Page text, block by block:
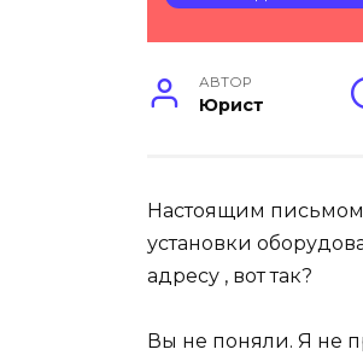
АВТОР
Юрист
Настоящим письмом
установки
адресу , вот так?
Вы не поняли. Я не